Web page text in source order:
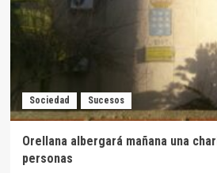
colectivo
Zona
de
Orellana
Sociedad Sucesos
Orellana albergará mañana una
personas